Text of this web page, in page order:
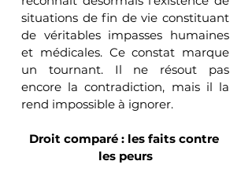
situations de fin de vie constituant
de véritables impasses humaines
et médicales. Ce constat marque
un tournant. Il ne résout pas
encore la contradiction, mais il la
rend impossible à ignorer.
Droit comparé : les faits contre
les peurs